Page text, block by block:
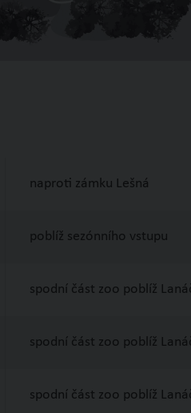
naproti zámku Lešná
poblíž sezónního vstupu
spodní část zoo poblíž
spodní část zoo poblíž
spodní část zoo poblíž